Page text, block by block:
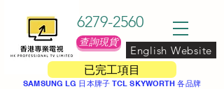
已完工項目
6279-2560
查詢現貨
English Website
SAMSUNG LG 日本牌子 TCL SKYWORTH 各品牌